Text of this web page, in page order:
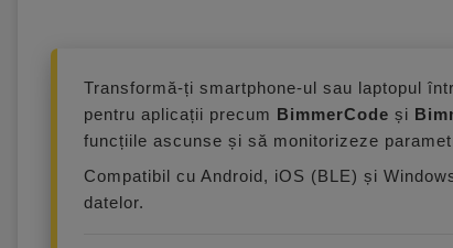
Transformă-ți smartphone-ul sau laptopul
pentru aplicații precum BimmerCode și
funcțiile ascunse și să monitorizeze
Compatibil cu Android, iOS (BLE) și
datelor.